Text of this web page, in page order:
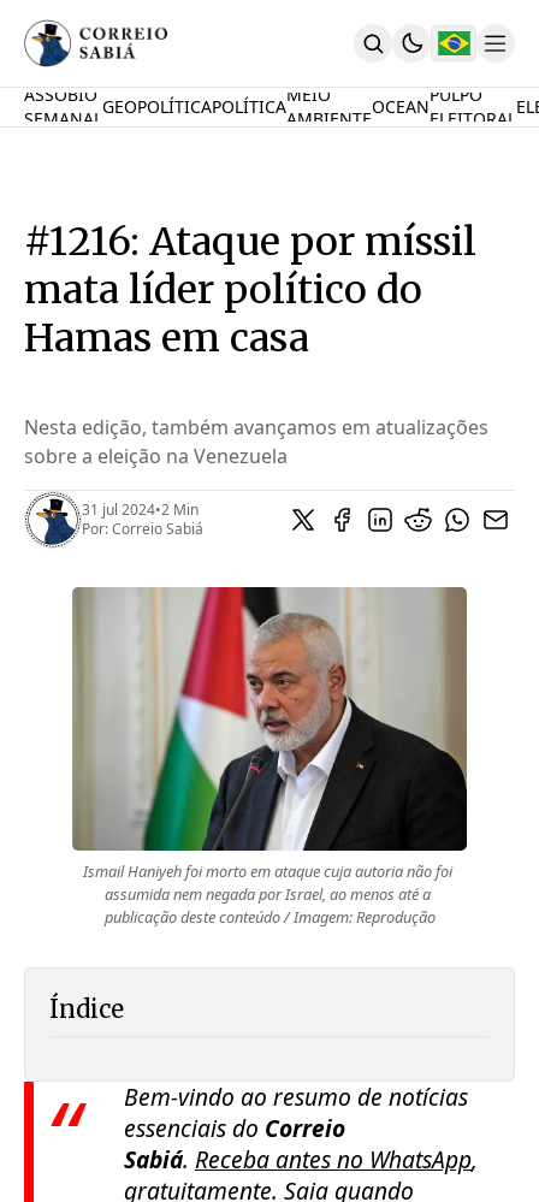
Comunidade
MauriNews
Contrate
Quem Somos
English
Calcule A Poupança
PARTICIPE
ASSOBIO
SEMANAL
GEOPOLÍTICAPOLÍTICA
MEIO
AMBIENTE
OCEAN
PULPO
ELEITORAL
#1216: Ataque por míssil
mata líder político do
Hamas em casa
Nesta edição, também avançamos em atualizações
sobre a eleição na Venezuela
31 jul 2024•2 Min
Por:Correio Sabiá
Ismail Haniyeh foi morto em ataque cuja autoria não foi
assumida nem negada por Israel, ao menos até a
publicação deste conteúdo / Imagem: Reprodução
Índice
Bem-vindo ao resumo de notícias
essenciais do Correio
Sabiá. Receba antes no WhatsApp,
gratuitamente. Saia quando